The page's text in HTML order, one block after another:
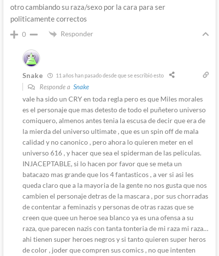
otro cambiando su raza/sexo por la cara para ser
politicamente correctos
0 Responder
Snake 11 años han pasado desde que se escribió esto
Responde a Snake
vale ha sido un CRY en toda regla pero es que Miles morales
es el personaje que mas detesto de todo el puñetero universo
comiquero, almenos antes tenia la escusa de decir que era de
la mierda del universo ultimate , que es un spin off de mala
calidad y no canonico , pero ahora lo quieren meter en el
universo 616 , y hacer que sea el spiderman de las peliculas.
INJACEPTABLE, si lo hacen por favor que se meta un
batacazo mas grande que los 4 fantasticos , a ver si asi les
queda claro que a la mayoria de la gente no nos gusta que nos
cambien el personaje detras de la mascara , por sus chorradas
de contentar a feminazis y personas de otras razas que se
creen que quee un heroe sea blanco ya es una ofensa a su
raza, que parecen nazis con tanta tonteria de mi raza mi raza…
ahi tienen super heroes negros y si tanto quieren super heros
de color , joder que compren sus comics , no que intenten